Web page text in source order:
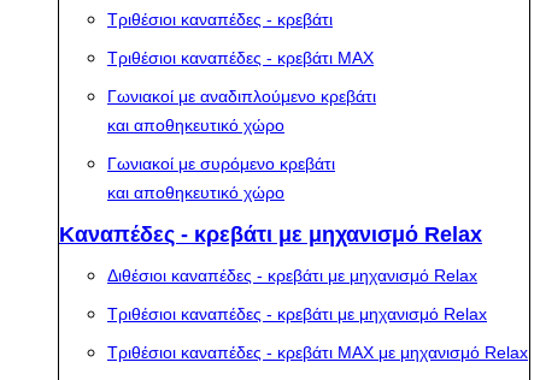
Τριθέσιοι καναπέδες - κρεβάτι
Τριθέσιοι καναπέδες - κρεβάτι MAX
Γωνιακοί με αναδιπλούμενο κρεβάτι
και αποθηκευτικό χώρο
Γωνιακοί με συρόμενο κρεβάτι
και αποθηκευτικό χώρο
Καναπέδες - κρεβάτι με μηχανισμό Relax
Διθέσιοι καναπέδες - κρεβάτι με μηχανισμό Relax
Τριθέσιοι καναπέδες - κρεβάτι με μηχανισμό Relax
Τριθέσιοι καναπέδες - κρεβάτι MAX με μηχανισμό Relax